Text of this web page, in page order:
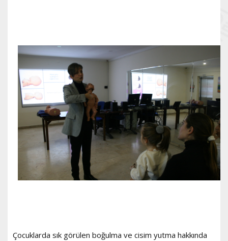
Çocuklarda sık görülen boğulma ve cisim yutma hakkında